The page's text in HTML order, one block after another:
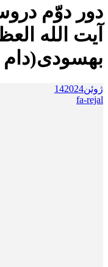
دور دوّم
آیت الله
ژوئن 142024
fa-rejal